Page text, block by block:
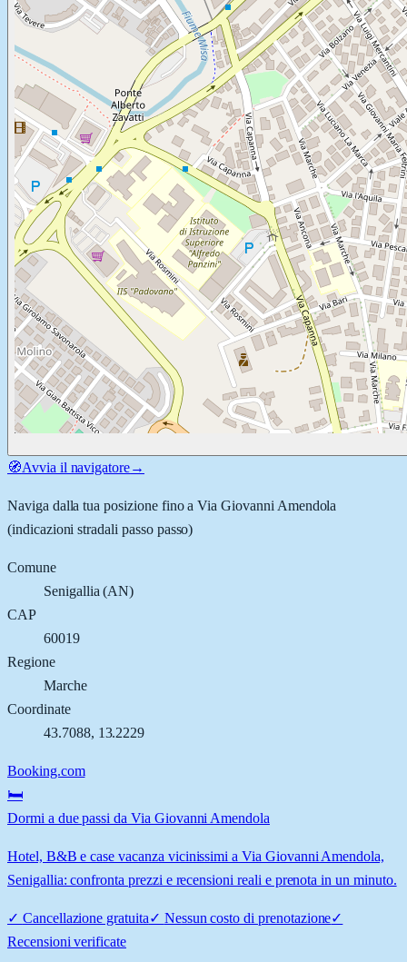
🧭Avvia il navigatore→
Naviga dalla tua posizione fino aVia Giovanni Amendola
(indicazioni stradali passo passo)
Comune
Senigallia (AN)
CAP
60019
Regione
Marche
Coordinate
43.7088, 13.2229
Booking.com
🛏️
Dormi a due passi da Via Giovanni Amendola
Hotel, B&B e case vacanza vicinissimi a Via Giovanni Amendola,
Senigallia: confronta prezzi e recensioni reali e prenota in un minuto.
✓ Cancellazione gratuita✓ Nessun costo di prenotazione✓
Recensioni verificate